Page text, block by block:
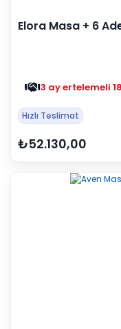
Elora Masa + 6
3 ay ertelemeli
Hızlı Teslimat
₺52.130,00